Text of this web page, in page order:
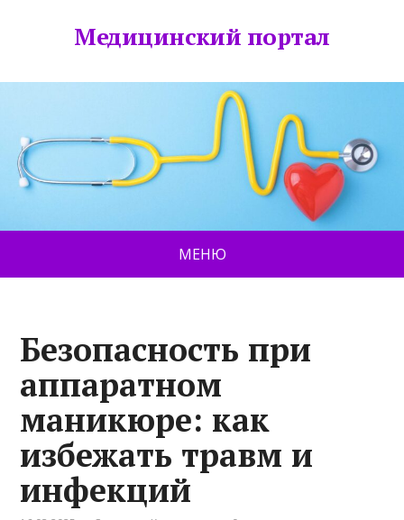
Медицинский портал
МЕНЮ
Безопасность при
аппаратном
маникюре: как
избежать травм и
инфекций